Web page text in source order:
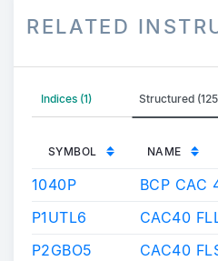
RELATED
Indices (1) Structured
SYMBOL NAME
1040P BCP CAC
P1UTL6
CAC40
P2GBO5
CAC40